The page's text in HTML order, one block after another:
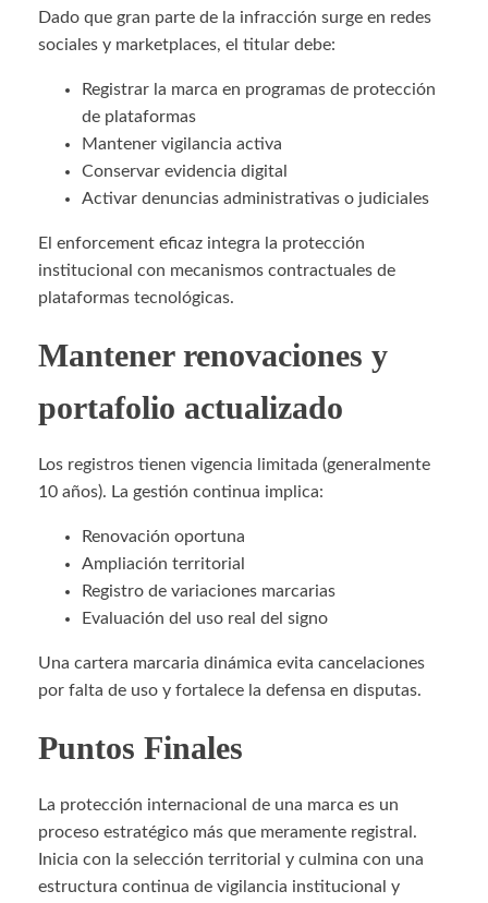
Dado que gran parte de la infracción surge en redes
sociales y marketplaces, el titular debe:
Registrar la marca en programas de protección
de plataformas
Mantener vigilancia activa
Conservar evidencia digital
Activar denuncias administrativas o judiciales
El enforcement eficaz integra la protección
institucional con mecanismos contractuales de
plataformas tecnológicas.
Mantener renovaciones y
portafolio actualizado
Los registros tienen vigencia limitada (generalmente
10 años). La gestión continua implica:
Renovación oportuna
Ampliación territorial
Registro de variaciones marcarias
Evaluación del uso real del signo
Una cartera marcaria dinámica evita cancelaciones
por falta de uso y fortalece la defensa en disputas.
Puntos Finales
La protección internacional de una marca es un
proceso estratégico más que meramente registral.
Inicia con la selección territorial y culmina con una
estructura continua de vigilancia institucional y